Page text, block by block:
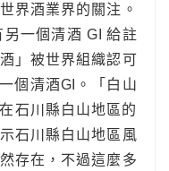
界酒業界的關注。
一個清酒 GI 給註
」被世界組織認可
個清酒GI。「白山
石川縣白山地區的
石川縣白山地區風
存在，不過這麼多